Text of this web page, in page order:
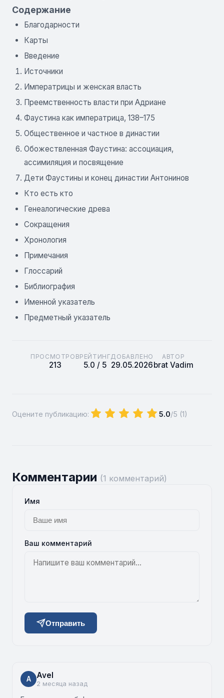
Содержание
Благодарности
Карты
Введение
Источники
Императрицы и женская власть
Преемственность власти при Адриане
Фаустина как императрица, 138–175
Общественное и частное в династии
Обожествленная Фаустина: ассоциация,
ассимиляция и посвящение
Дети Фаустины и конец династии Антонинов
Кто есть кто
Генеалогические древа
Сокращения
Хронология
Примечания
Глоссарий
Библиография
Именной указатель
Предметный указатель
ПРОСМОТРОВ
213
РЕЙТИНГ
5.0 / 5
ДОБАВЛЕНО
29.05.2026
АВТОР
brat Vadim
Оцените публикацию: 5.0/5 (1)
Комментарии (1 комментарий)
Имя
Ваш комментарий
Отправить
A Avel
2 месяца назад